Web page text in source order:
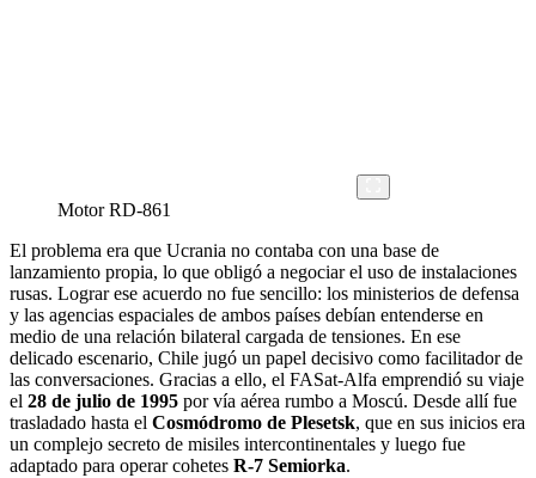
Motor RD-861
El problema era que Ucrania no contaba con una base de
lanzamiento propia, lo que obligó a negociar el uso de instalaciones
rusas. Lograr ese acuerdo no fue sencillo: los ministerios de defensa
y las agencias espaciales de ambos países debían entenderse en
medio de una relación bilateral cargada de tensiones. En ese
delicado escenario, Chile jugó un papel decisivo como facilitador de
las conversaciones. Gracias a ello, el FASat-Alfa emprendió su viaje
el 28 de julio de 1995 por vía aérea rumbo a Moscú. Desde allí fue
trasladado hasta el Cosmódromo de Plesetsk, que en sus inicios era
un complejo secreto de misiles intercontinentales y luego fue
adaptado para operar cohetes R-7 Semiorka.